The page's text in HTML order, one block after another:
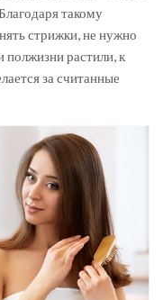
такому
стрижки, не нужно
полжизни растили, к
за считанные